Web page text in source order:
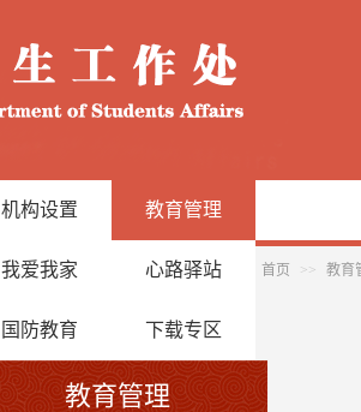
机构设置 教育管理
我爱我家 心路驿站
国防教育 下载专区
首页 >> 教育
教育管理